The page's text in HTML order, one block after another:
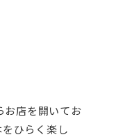
お店を開いてお
ひらく楽し